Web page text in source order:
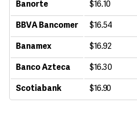
Banorte
$16.10
BBVA Bancomer $16.54
Banamex $16.92
Banco Azteca $16.30
Scotiabank $16.90